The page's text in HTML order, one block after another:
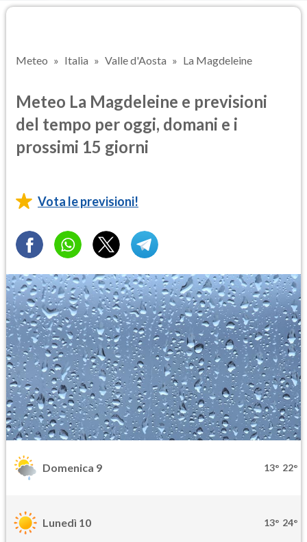
Meteo Italia Valle d'Aosta La Magdeleine
Meteo La Magdeleine e previsioni
del tempo per oggi, domani e i
prossimi 15 giorni
Vota le previsioni!
Domenica 9 13° 22°
Lunedì 10 13° 24°